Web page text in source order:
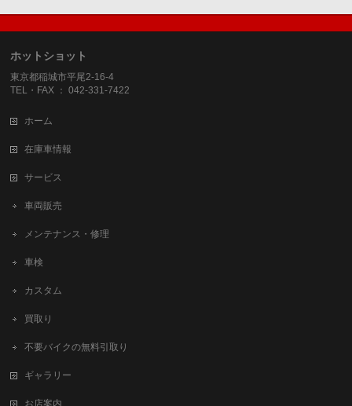
ホットショット
東京都稲城市平尾2-16-4
TEL・FAX ： 042-331-7422
ホーム
在庫車情報
サービス
車両販売
メンテナンス・修理
車検
カスタム
買取り
不要バイクの無料引取り
ギャラリー
お店案内